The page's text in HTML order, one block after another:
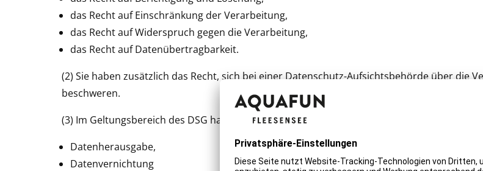
das Recht auf Einschränkung der Verarbeitung,
das Recht auf Widerspruch gegen die Verarbeitung,
das Recht auf Datenübertragbarkeit.
(2) Sie haben zusätzlich das Recht, sich bei einer Datenschutz-Aufsichtsbehörde über die
beschweren.
(3) Im Geltungsbereich des DSG haben Sie zudem das Recht auf:
Datenherausgabe,
Datenvernichtung